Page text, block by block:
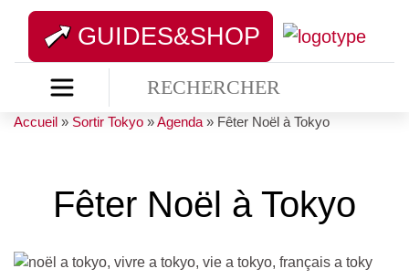
GUIDES&SHOP
Accueil » Sortir Tokyo »Agenda » Fêter Noël à Tokyo
Fêter Noël à Tokyo